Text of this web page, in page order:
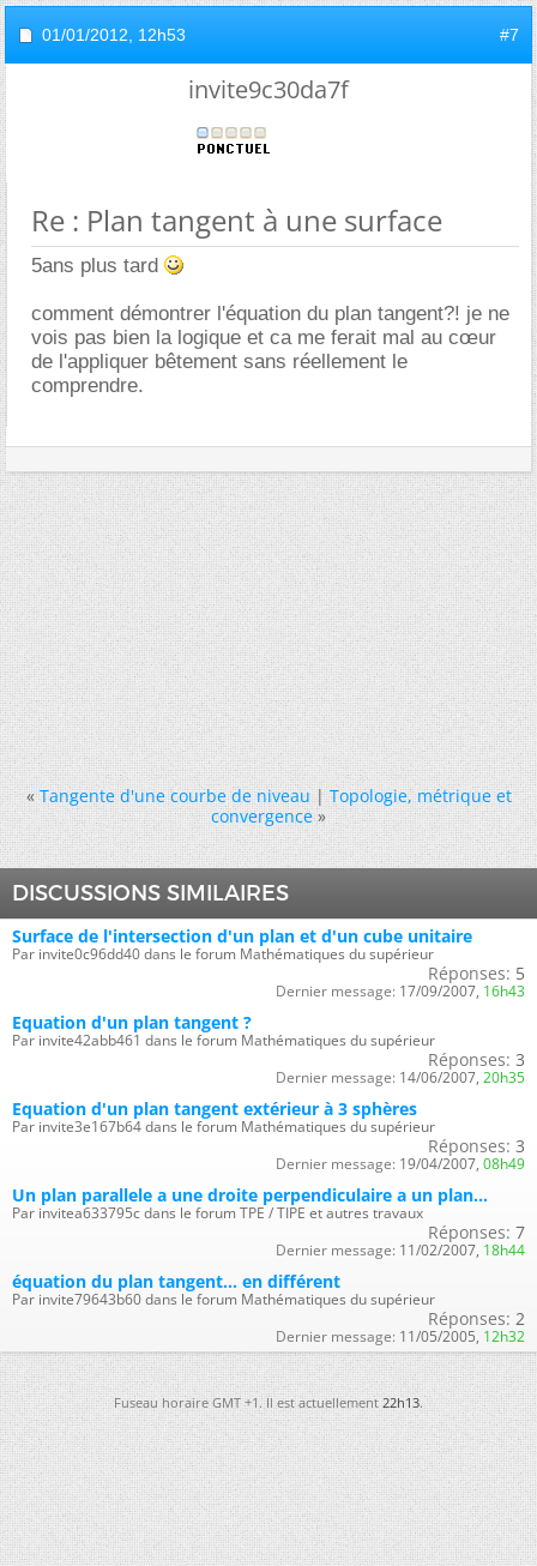
01/01/2012, 12h53 #7
invite9c30da7f
Re : Plan tangent à une surface
5ans plus tard
comment démontrer l'équation du plan tangent?! je ne
vois pas bien la logique et ca me ferait mal au cœur
de l'appliquer bêtement sans réellement le
comprendre.
« Tangente d'une courbe de niveau|Topologie, métrique et
convergence »
DISCUSSIONS SIMILAIRES
Surface de l'intersection d'un plan et d'un cube unitaire
Par invite0c96dd40 dans le forum Mathématiques du supérieur
Réponses: 5
Dernier message: 17/09/2007, 16h43
Equation d'un plan tangent ?
Par invite42abb461 dans le forum Mathématiques du supérieur
Réponses: 3
Dernier message: 14/06/2007, 20h35
Equation d'un plan tangent extérieur à 3 sphères
Par invite3e167b64 dans le forum Mathématiques du supérieur
Réponses: 3
Dernier message: 19/04/2007, 08h49
Un plan parallele a une droite perpendiculaire a un plan...
Par invitea633795c dans le forum TPE / TIPE et autres travaux
Réponses: 7
Dernier message: 11/02/2007, 18h44
équation du plan tangent... en différent
Par invite79643b60 dans le forum Mathématiques du supérieur
Réponses: 2
Dernier message: 11/05/2005, 12h32
Fuseau horaire GMT +1. Il est actuellement22h13.